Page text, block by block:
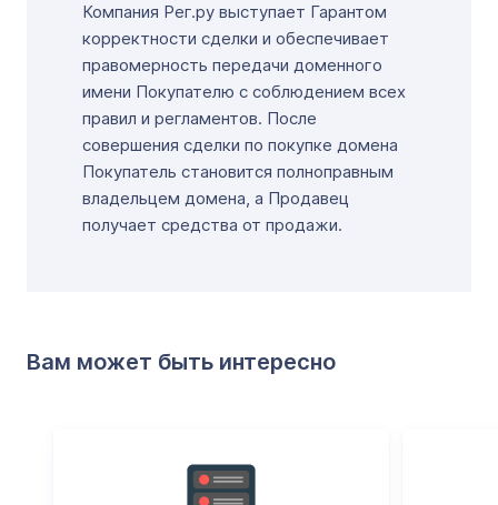
Компания Рег.ру выступает Гарантом
корректности сделки и обеспечивает
правомерность передачи доменного
имени Покупателю с соблюдением всех
правил и регламентов. После
совершения сделки по покупке домена
Покупатель становится полноправным
владельцем домена, а Продавец
получает средства от продажи.
Вам может быть интересно